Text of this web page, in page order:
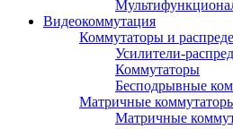
Видеокоммутация
Коммутаторы и
Усилители-
Коммутаторы
Бесподрывные
Матричные
Матричные